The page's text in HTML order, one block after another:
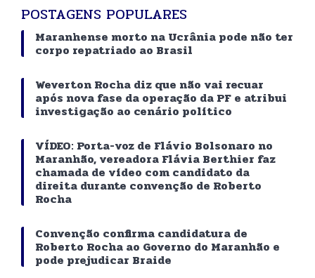
POSTAGENS POPULARES
Maranhense morto na Ucrânia pode não ter
corpo repatriado ao Brasil
Weverton Rocha diz que não vai recuar
após nova fase da operação da PF e atribui
investigação ao cenário político
VÍDEO: Porta-voz de Flávio Bolsonaro no
Maranhão, vereadora Flávia Berthier faz
chamada de vídeo com candidato da
direita durante convenção de Roberto
Rocha
Convenção confirma candidatura de
Roberto Rocha ao Governo do Maranhão e
pode prejudicar Braide